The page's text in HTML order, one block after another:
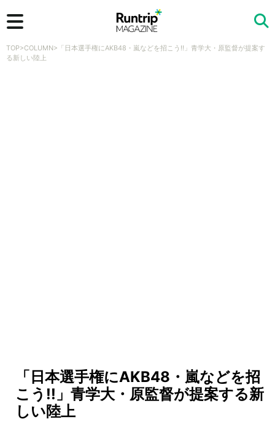
検索
TOP>COLUMN> 「日本選手権にAKB48・嵐などを招こう!!」青学大・原監督が提案す
る新しい陸上
「日本選手権にAKB48・嵐などを招
こう!!」青学大・原監督が提案する新
しい陸上